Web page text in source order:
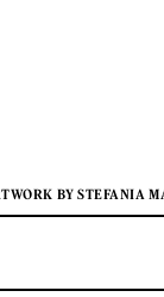
BY STEFANIA